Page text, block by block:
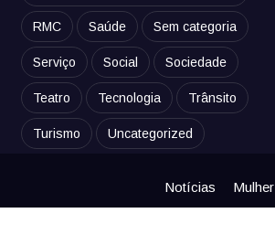
RMC Saúde Sem categoria
Serviço Social Sociedade
Teatro Tecnologia Trânsito
Turismo Uncategorized
Notícias Mulher